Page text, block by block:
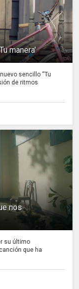
manera'
sencillo “Tu
de ritmos
nos
su último
que ha